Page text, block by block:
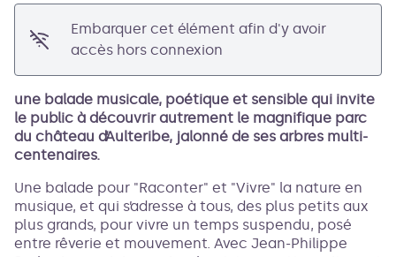
Embarquer cet élément afin d'y avoir
accès hors connexion
une balade musicale, poétique et sensible qui invite
le public à découvrir autrement le magnifique parc
du château d’Aulteribe, jalonné de ses arbres multi-
centenaires.
Une balade pour "Raconter" et "Vivre" la nature en
musique, et qui s’adresse à tous, des plus petits aux
plus grands, pour vivre un temps suspendu, posé
entre rêverie et mouvement. Avec Jean-Philippe